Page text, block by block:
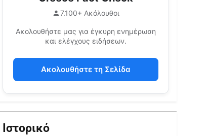
7.100+ Ακόλουθοι
Ακολουθήστε μας για έγκυρη ενημέρωση
και ελέγχους ειδήσεων.
Ακολουθήστε τη Σελίδα
Ιστορικό